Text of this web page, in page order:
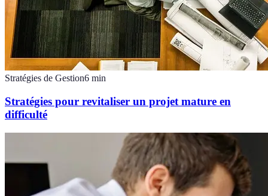
Stratégies de Gestion6 min
Stratégies pour revitaliser un projet mature en
difficulté